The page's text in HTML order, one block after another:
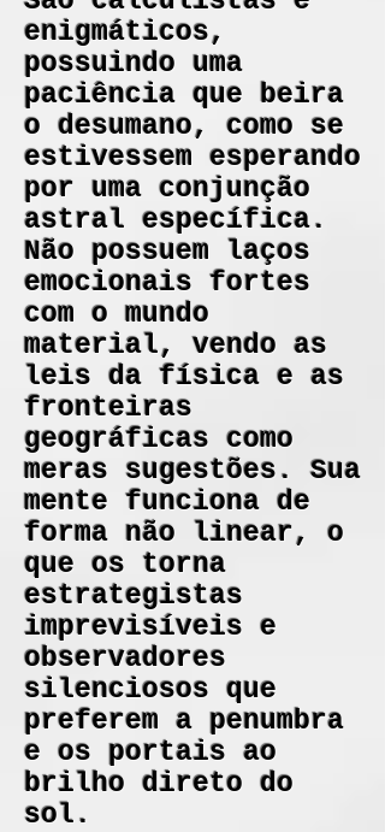
enigmáticos,
possuindo uma
paciência que beira
o desumano, como se
estivessem esperando
por uma conjunção
astral específica.
Não possuem laços
emocionais fortes
com o mundo
material, vendo as
leis da física e as
fronteiras
geográficas como
meras sugestões. Sua
mente funciona de
forma não linear, o
que os torna
estrategistas
imprevisíveis e
observadores
silenciosos que
preferem a penumbra
e os portais ao
brilho direto do
sol.